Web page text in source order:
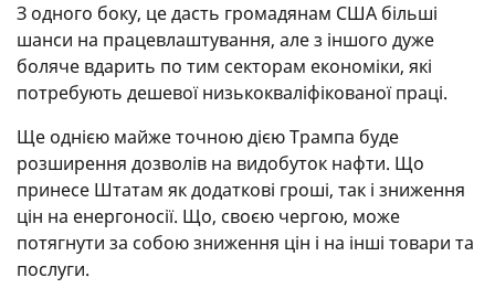
З одного боку, це дасть громадянам США більші
шанси на працевлаштування, але з іншого дуже
боляче вдарить по тим секторам економіки, які
потребують дешевої низькокваліфікованої праці.
Ще однією майже точною дією Трампа буде
розширення дозволів на видобуток нафти. Що
принесе Штатам як додаткові гроші, так і зниження
цін на енергоносії. Що, своєю чергою, може
потягнути за собою зниження цін і на інші товари та
послуги.